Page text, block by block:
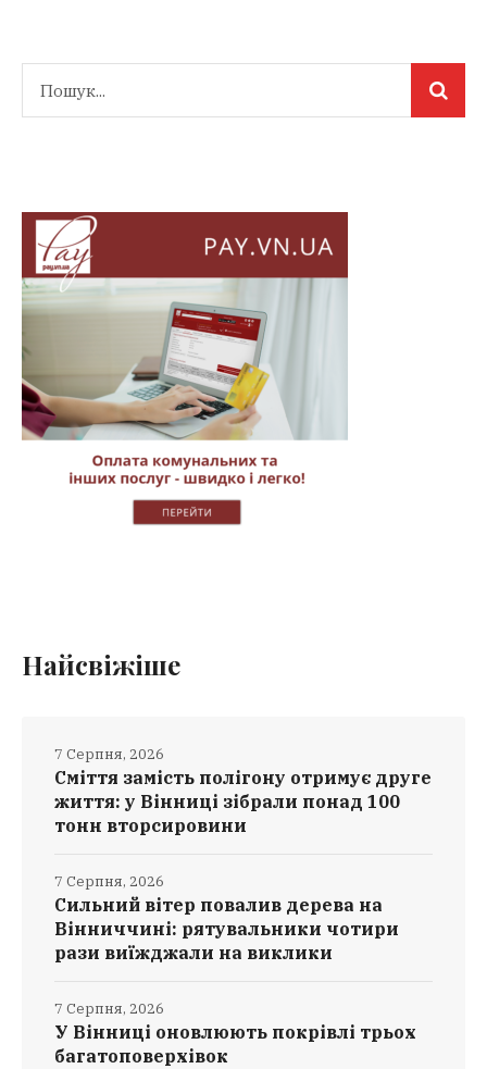
Найсвіжіше
Сміття замість полігону отримує друге
життя: у Вінниці зібрали понад 100
тонн вторсировини
7 Серпня, 2026
Сильний вітер повалив дерева на
Вінниччині: рятувальники чотири
рази виїжджали на виклики
7 Серпня, 2026
У Вінниці оновлюють покрівлі трьох
багатоповерхівок
7 Серпня, 2026